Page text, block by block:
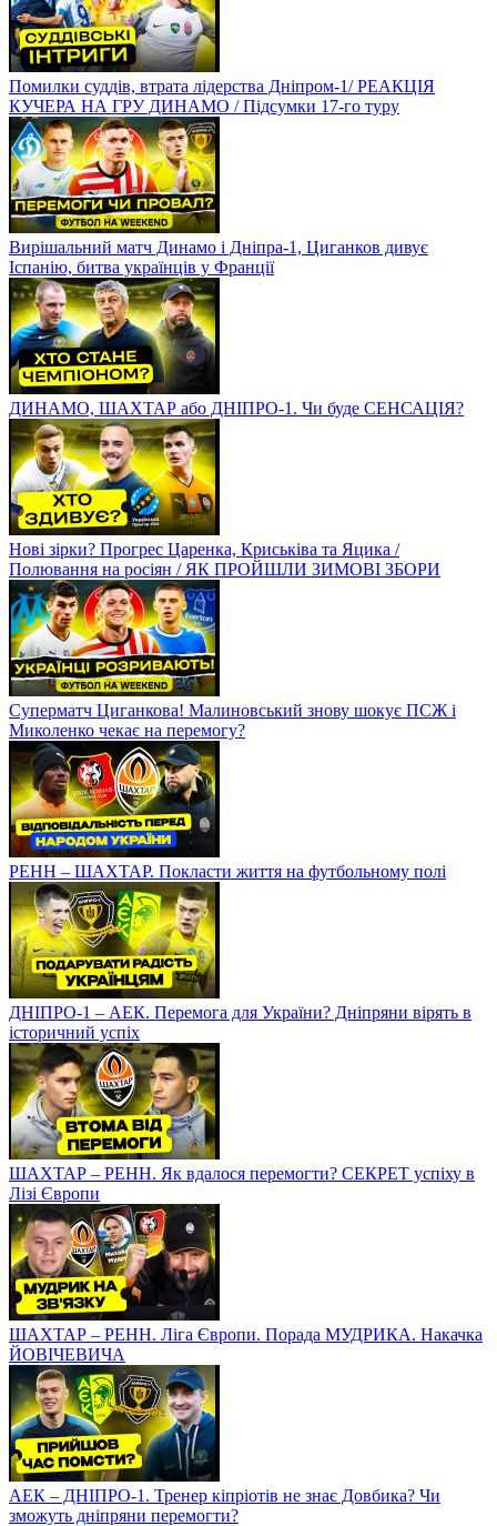
Помилки суддів, втрата лідерства Дніпром-1/ РЕАКЦІЯ
КУЧЕРА НА ГРУ ДИНАМО / Підсумки 17-го туру
Вирішальний матч Динамо і Дніпра-1, Циганков дивує
Іспанію, битва українців у Франції
ДИНАМО, ШАХТАР або ДНІПРО-1. Чи буде СЕНСАЦІЯ?
Нові зірки? Прогрес Царенка, Криськіва та Яцика /
Полювання на росіян / ЯК ПРОЙШЛИ ЗИМОВІ ЗБОРИ
Суперматч Циганкова! Малиновський знову шокує ПСЖ і
Миколенко чекає на перемогу?
РЕНН – ШАХТАР. Покласти життя на футбольному полі
ДНІПРО-1 – АЕК. Перемога для України? Дніпряни вірять в
історичний успіх
ШАХТАР – РЕНН. Як вдалося перемогти? СЕКРЕТ успіху в
Лізі Європи
ШАХТАР – РЕНН. Ліга Європи. Порада МУДРИКА. Накачка
ЙОВІЧЕВИЧА
АЕК – ДНІПРО-1. Тренер кіпріотів не знає Довбика? Чи
зможуть дніпряни перемогти?